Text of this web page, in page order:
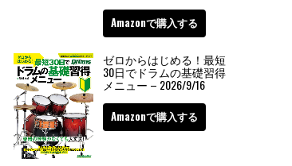
Amazonで購入する
ゼロからはじめる！最短
30日でドラムの基礎習得
メニュー – 2026/9/16
Amazonで購入する